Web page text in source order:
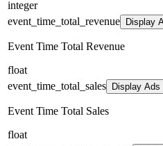
integer
event_time_total_revenue
Display
Event Time Total Revenue
float
event_time_total_sales
Display
Event Time Total Sales
float